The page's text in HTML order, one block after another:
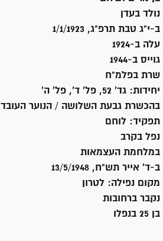
נולד בעדן
ב-י"ג טבת תרפ"ג, 1/1/1923
עלה ב-1924
גוייס ב-1944
שרת בפלמ"ח
יחידות: גד' 52, פל' ד', פל' ה'
בהכשרת גבעת השלושה / הנוער העובד
תפקיד: לוחם
נפל בקרב
במלחמת העצמאות
ב-ד' אייר תש"ח, 13/5/1948
מקום נפילה: לטרון
נקבר ברחובות
בן 25 בנפלו